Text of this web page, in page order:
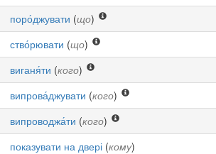
поро́джувати (що)
ство́рювати (що)
виганя́ти (кого)
випрова́джувати (кого)
випроводжа́ти (кого)
показувати на двері (кому)